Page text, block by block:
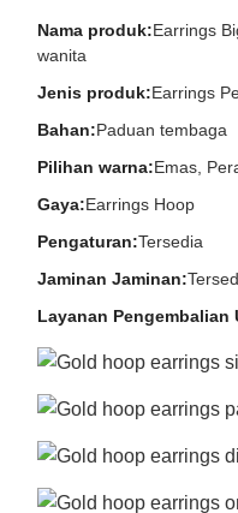
Nama produk:Earrings
wanita
Jenis produk:Earrings
Bahan:Paduan tembaga
Pilihan warna:Emas,
Gaya:Earrings Hoop
Pengaturan:Tersedia
Jaminan Jaminan:
Layanan Pengembalian